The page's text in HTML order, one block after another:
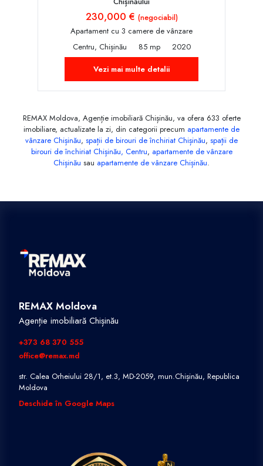
230,000 € (negociabil)
Apartament cu 3 camere de vânzare
Centru, Chișinău
85 mp
2020
Vezi mai multe detalii
REMAX Moldova, Agenție imobiliară Chișinău, va ofera 633 oferte
imobiliare, actualizate la zi, din categorii precum apartamente de
vânzare Chișinău, spații de birouri de închiriat Chișinău, spații de
birouri de închiriat Chișinău, Centru, apartamente de vânzare
Chișinău sau apartamente de vânzare Chișinău.
REMAX Moldova
Agenție imobiliară Chișinău
+373 68 370 555
office@remax.md
str. Calea Orheiului 28/1, et.3, MD-2059, mun.Chișinău, Republica
Moldova
Deschide în Google Maps